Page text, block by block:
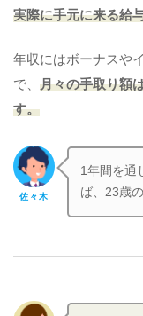
実際に手元に来る給
年収にはボーナスや
で、 月々の手取り額
す。
佐々木
1年間を通
ば、23歳